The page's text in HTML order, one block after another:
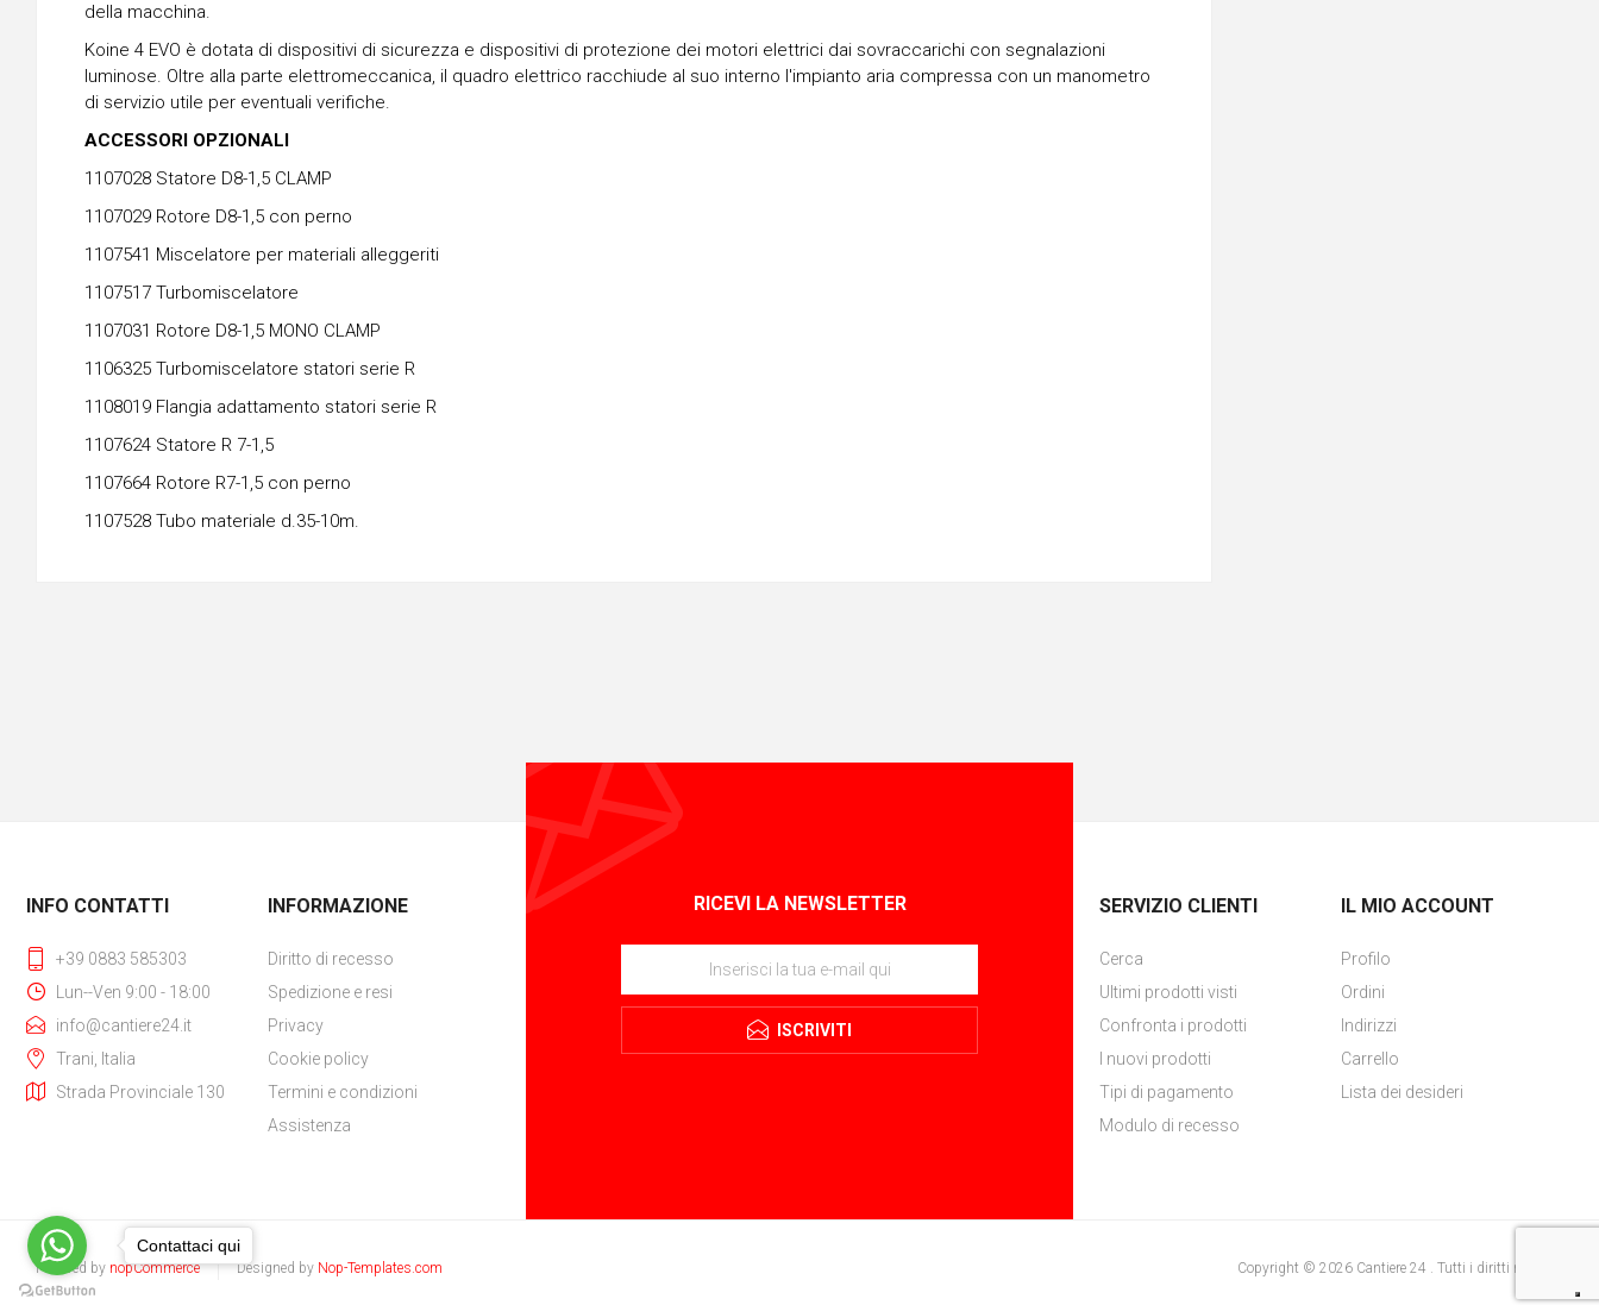
della macchina.
Koine 4 EVO è dotata di dispositivi di sicurezza e dispositivi di protezione dei motori elettrici dai sovraccarichi con segnalazioni
luminose. Oltre alla parte elettromeccanica, il quadro elettrico racchiude al suo interno l'impianto aria compressa con un manometro
di servizio utile per eventuali verifiche.
ACCESSORI OPZIONALI
1107028 Statore D8-1,5 CLAMP
1107029 Rotore D8-1,5 con perno
1107541 Miscelatore per materiali alleggeriti
1107517 Turbomiscelatore
1107031 Rotore D8-1,5 MONO CLAMP
1106325 Turbomiscelatore statori serie R
1108019 Flangia adattamento statori serie R
1107624 Statore R 7-1,5
1107664 Rotore R7-1,5 con perno
1107528 Tubo materiale d.35-10m.
RICEVI LA NEWSLETTER
ISCRIVITI
INFO CONTATTI
+39 0883 585303
Lun--Ven 9:00 - 18:00
info@cantiere24.it
Trani, Italia
Strada Provinciale 130
INFORMAZIONE
Diritto di recesso
Spedizione e resi
Privacy
Cookie policy
Termini e condizioni
Assistenza
SERVIZIO CLIENTI
Cerca
Ultimi prodotti visti
Confronta i prodotti
I nuovi prodotti
Tipi di pagamento
Modulo di recesso
IL MIO ACCOUNT
Profilo
Ordini
Indirizzi
Carrello
Lista dei desideri
Powered by nopCommerce Designed by Nop-Templates.com Copyright © 2026 Cantiere 24 . Tutti i diritti riservati
Contattaci qui